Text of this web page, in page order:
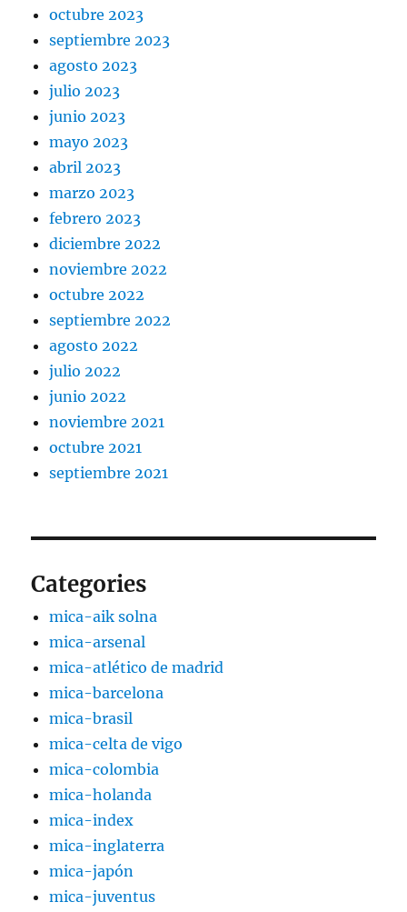
octubre 2023
septiembre 2023
agosto 2023
julio 2023
junio 2023
mayo 2023
abril 2023
marzo 2023
febrero 2023
diciembre 2022
noviembre 2022
octubre 2022
septiembre 2022
agosto 2022
julio 2022
junio 2022
noviembre 2021
octubre 2021
septiembre 2021
Categories
mica-aik solna
mica-arsenal
mica-atlético de madrid
mica-barcelona
mica-brasil
mica-celta de vigo
mica-colombia
mica-holanda
mica-index
mica-inglaterra
mica-japón
mica-juventus